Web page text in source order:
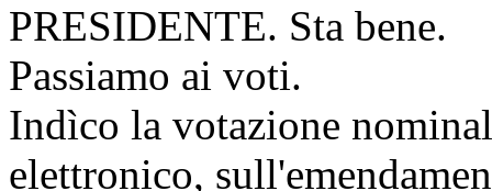
PRESIDENTE. Sta bene.
Passiamo ai voti.
Indìco la votazione
elettronico,